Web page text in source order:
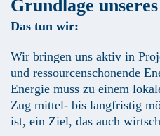
Grundlage
Das tun wir:
Wir bringen uns aktiv in
und ressourcenschonende
Energie muss zu einem
Zug mittel- bis langfristig
ist, ein Ziel, das auch